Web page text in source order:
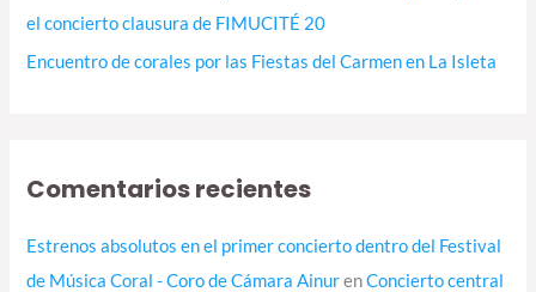
el concierto clausura de FIMUCITÉ 20
Encuentro de corales por las Fiestas del Carmen en La Isleta
Comentarios recientes
Estrenos absolutos en el primer concierto dentro del Festival
de Música Coral - Coro de Cámara AinurenConcierto central